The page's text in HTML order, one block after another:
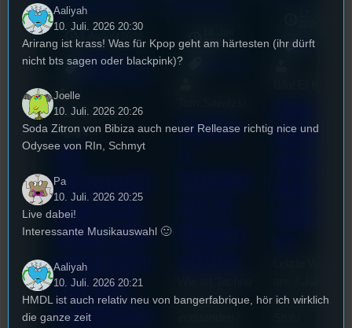
Festivals ,
Interview, Kultur ,
Sao-Mai Sol
Nguyen
44.
Stummfil
mwoche
2026: Ein
Interview
mit der
Festivalle
2026
Techn
überhaupt
Allgemein
Erste
fand das erste
Aaliyah
10. Juli. 2026 20:30
Arirang ist krass! Was für Kpop geht am härtesten (ihr dürft
nicht bts sagen oder blackpink)?
Joelle
10. Juli. 2026 20:26
Soda Zitron von Bibiza auch neuer Rellease richtig nice und
Odysee von RIn, Schmyt
Pa
10. Juli. 2026 20:25
Live dabei!
Interessante Musikauswahl 🙂
Aaliyah
10. Juli. 2026 20:21
HMDL ist auch relativ neu von bangerfabrique, hör ich wirklich
die ganze zeit